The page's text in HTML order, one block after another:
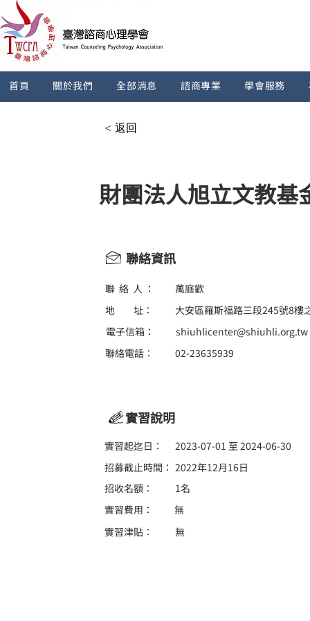
首頁 關於我們 全部消息 諮商專業 學會服務
< 返回
財團法人旭立文教基
聯絡資訊
聯 絡 人 ：
地 址：
電子信箱：
聯絡電話：
萬庭歡
大安區羅斯福路三段245號8樓
shiuhlicenter@shiuhli.org.tw
02-23635939
實習說明
實習起迄日：
2023-07-01 至 2024-06-30
招募截止時間：
招收名額：
2022年12月16日
1名
實習費用：
無
實習津貼：
無